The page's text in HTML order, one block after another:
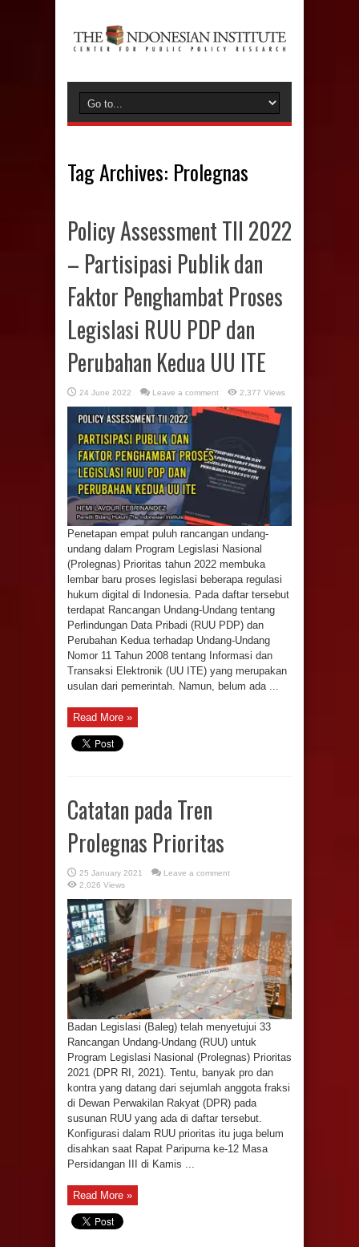
Tag Archives: Prolegnas
Policy Assessment TII 2022
– Partisipasi Publik dan
Faktor Penghambat Proses
Legislasi RUU PDP dan
Perubahan Kedua UU ITE
24 June 2022 Leave a comment 2,377 Views
Penetapan empat puluh rancangan undang-
undang dalam Program Legislasi Nasional
(Prolegnas) Prioritas tahun 2022 membuka
lembar baru proses legislasi beberapa regulasi
hukum digital di Indonesia. Pada daftar tersebut
terdapat Rancangan Undang-Undang tentang
Perlindungan Data Pribadi (RUU PDP) dan
Perubahan Kedua terhadap Undang-Undang
Nomor 11 Tahun 2008 tentang Informasi dan
Transaksi Elektronik (UU ITE) yang merupakan
usulan dari pemerintah. Namun, belum ada ...
Read More »
Catatan pada Tren
Prolegnas Prioritas
25 January 2021
Leave a comment
2,026 Views
Badan Legislasi (Baleg) telah menyetujui 33
Rancangan Undang-Undang (RUU) untuk
Program Legislasi Nasional (Prolegnas) Prioritas
2021 (DPR RI, 2021). Tentu, banyak pro dan
kontra yang datang dari sejumlah anggota fraksi
di Dewan Perwakilan Rakyat (DPR) pada
susunan RUU yang ada di daftar tersebut.
Konfigurasi dalam RUU prioritas itu juga belum
disahkan saat Rapat Paripurna ke-12 Masa
Persidangan III di Kamis ...
Read More »